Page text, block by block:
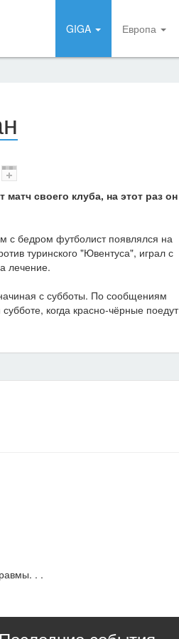
GIGA Европа
своего клуба, на этот раз он
с бедром футболист появлялся на
туринского "Ювентуса", играл с
лечение.
с субботы. По сообщениям
когда красно-чёрные поедут
. .